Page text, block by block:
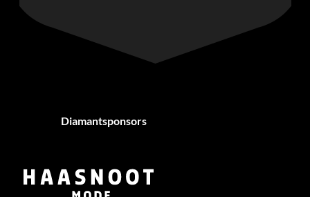
Diamantsponsors